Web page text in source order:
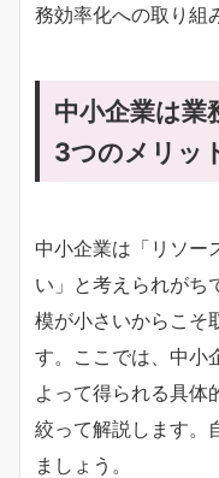
務効率化への取り組
中小企業は業
3つのメリッ
中小企業は「リソー
い」と考えられがち
模が小さいからこそ
す。ここでは、中小
よって得られる具体
絞って解説します。
ましょう。